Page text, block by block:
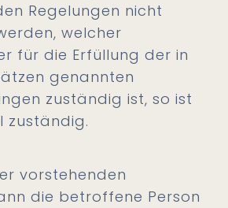
Regelungen nicht
welcher
für die Erfüllung der in
genannten
zuständig ist, so ist
zuständig.
vorstehenden
die betroffene Person